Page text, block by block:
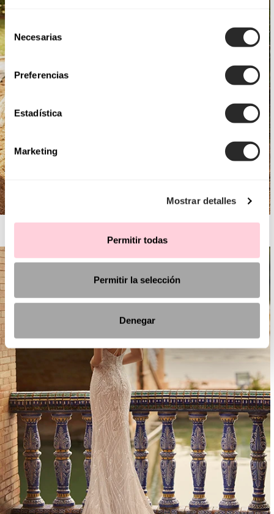
Selección
consentimiento
Necesarias
Preferencias
Estadística
Marketing
Mostrar detalles
Permitir todas
Permitir la selección
Denegar
AIRE BOHO